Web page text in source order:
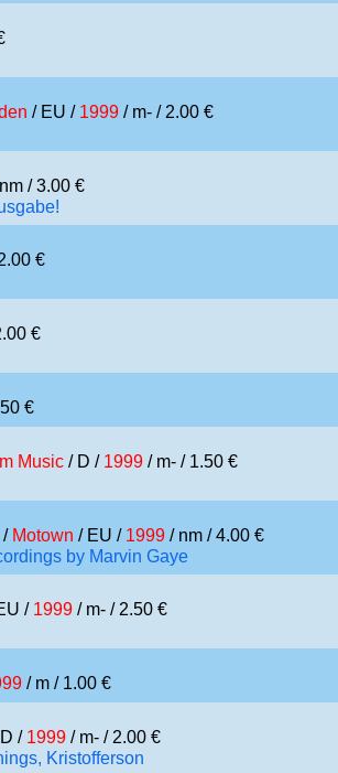
/ EU / 1999 / m- / 2.00 €
/ 3.00 €
€
€
€
Music / D / 1999 / m- / 1.50 €
/ Motown / EU / 1999 / nm / 4.00 €
by Marvin Gaye
/ 1999 / m- / 2.50 €
/ m / 1.00 €
/ 1999 / m- / 2.00 €
Kristofferson